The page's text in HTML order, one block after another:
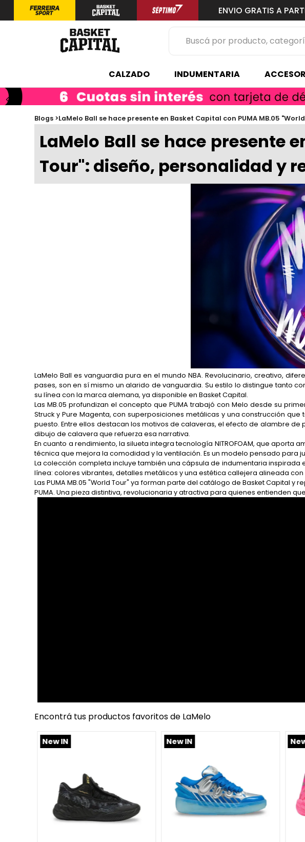
ENVIO GRATIS A
Buscá por producto, categoría o
CALZADO INDUMENTARIA
Blogs >LaMelo Ball se hace presente en Basket Capital con PUMA MB.05
LaMelo Ball se hace presente
Tour": diseño, personalidad y
LaMelo Ball es vanguardia pura en el mundo NBA. Revolucinario, creativo,
pases, son en sí mismo un alarido de vanguardia. Su estilo lo distingue tanto
su línea con la marca alemana, ya disponible en Basket Capital.
Las MB.05 profundizan el concepto que PUMA trabajó con Melo desde su
Struck y Pure Magenta, con superposiciones metálicas y una construcción
puesto. Entre ellos destacan los motivos de calaveras, el efecto de alambre
dibujo de calavera que refuerza esa narrativa.
En cuanto a rendimiento, la silueta integra tecnología NITROFOAM, que
técnica que mejora la comodidad y la ventilación. Es un modelo pensado
La colección completa incluye también una cápsula de indumentaria
línea: colores vibrantes, detalles metálicos y una estética callejera alineada
Las PUMA MB.05 "World Tour" ya forman parte del catálogo de Basket Capital
PUMA. Una pieza distintiva, revolucionaria y atractiva para quienes entienden
Encontrá tus productos favoritos de LaMelo
New IN New IN
2.
niño
3.
zapatillas
chinelas